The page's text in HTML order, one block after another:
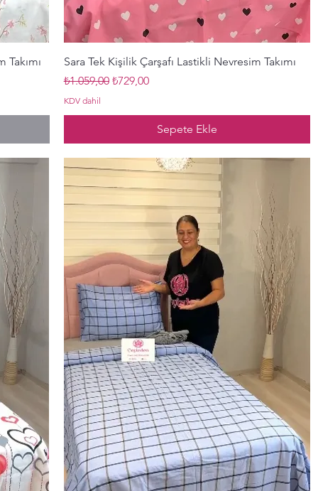
Takımı
Hızlı Bakış
Sara Tek Kişilik Çarşafı Lastikli Nevresim Takımı
Normal Fiyat
₺1.059,00 İndirimli Fiyat
₺729,00
KDV dahil
Sepete Ekle